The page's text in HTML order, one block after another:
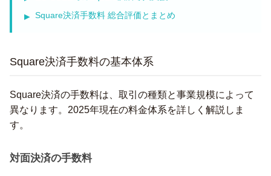
Square決済手数料 総合評価とまとめ
Square決済手数料の基本体系
Square決済の手数料は、取引の種類と事業規模によって
異なります。2025年現在の料金体系を詳しく解説しま
す。
対面決済の手数料